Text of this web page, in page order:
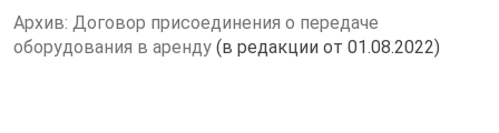
Архив: Договор присоединения о передаче
оборудования в аренду (в редакции от 01.08.2022)